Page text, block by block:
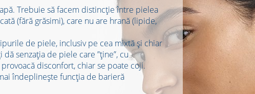
Trebuie să facem distincție între pielea
(fără grăsimi), care nu are hrană (lipide,
de piele, inclusiv pe cea mixtă și chiar
senzația de piele care ”ține”, cu
disconfort, chiar se poate coji.
îndeplinește funcția de barieră